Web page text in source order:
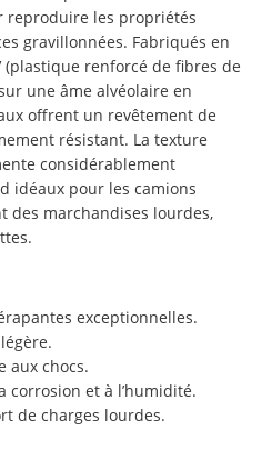
reproduire les propriétés
gravillonnées. Fabriqués en
(plastique renforcé de fibres de
une âme alvéolaire en
offrent un revêtement de
résistant. La texture
considérablement
idéaux pour les camions
marchandises lourdes,
exceptionnelles.
aux chocs.
corrosion et à l’humidité.
de charges lourdes.